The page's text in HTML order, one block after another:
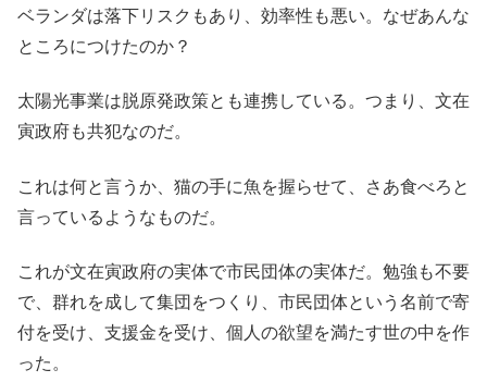
ベランダは落下リスクもあり、効率性も悪い。なぜあんな
ところにつけたのか？
太陽光事業は脱原発政策とも連携している。つまり、文在
寅政府も共犯なのだ。
これは何と言うか、猫の手に魚を握らせて、さあ食べろと
言っているようなものだ。
これが文在寅政府の実体で市民団体の実体だ。勉強も不要
で、群れを成して集団をつくり、市民団体という名前で寄
付を受け、支援金を受け、個人の欲望を満たす世の中を作
った。